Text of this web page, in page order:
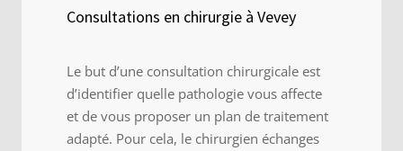
Consultations en chirurgie à Vevey
Le but d’une consultation chirurgicale est
d’identifier quelle pathologie vous affecte
et de vous proposer un plan de traitement
adapté. Pour cela, le chirurgien échanges